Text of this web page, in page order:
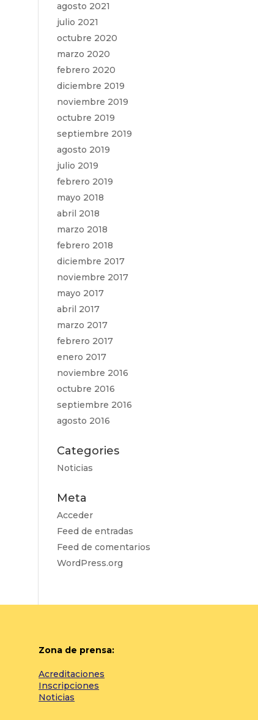
agosto 2021
julio 2021
octubre 2020
marzo 2020
febrero 2020
diciembre 2019
noviembre 2019
octubre 2019
septiembre 2019
agosto 2019
julio 2019
febrero 2019
mayo 2018
abril 2018
marzo 2018
febrero 2018
diciembre 2017
noviembre 2017
mayo 2017
abril 2017
marzo 2017
febrero 2017
enero 2017
noviembre 2016
octubre 2016
septiembre 2016
agosto 2016
Categories
Noticias
Meta
Acceder
Feed de entradas
Feed de comentarios
WordPress.org
Zona de prensa:
Acreditaciones
Inscripciones
Noticias